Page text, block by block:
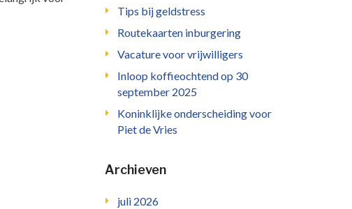
Tips bij geldstress
Routekaarten inburgering
Vacature voor vrijwilligers
Inloop koffieochtend op 30
september 2025
Koninklijke onderscheiding voor
Piet de Vries
Archieven
juli 2026